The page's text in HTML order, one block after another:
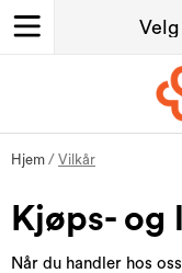
Hjem / Vilkår
Kjøps-
Når du handler hos